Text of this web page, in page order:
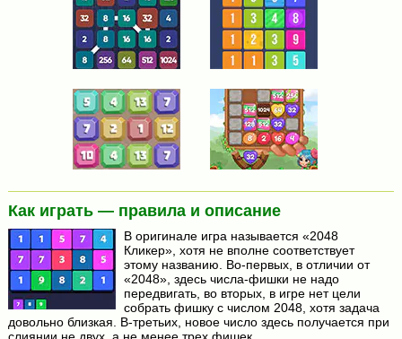
Как играть — правила и описание
В оригинале игра называется «2048
Кликер», хотя не вполне соответствует
этому названию. Во-первых, в отличии от
«2048», здесь числа-фишки не надо
передвигать, во вторых, в игре нет цели
собрать фишку с числом 2048, хотя задача
довольно близкая. В-третьих, новое число здесь получается при